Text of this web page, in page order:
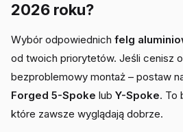
2026 roku?
Wybór odpowiednich felg
od twoich priorytetów. Jeśli cenisz
bezproblemowy montaż – postaw
Forged 5-Spoke lub Y-Spoke. To
które zawsze wyglądają dobrze.